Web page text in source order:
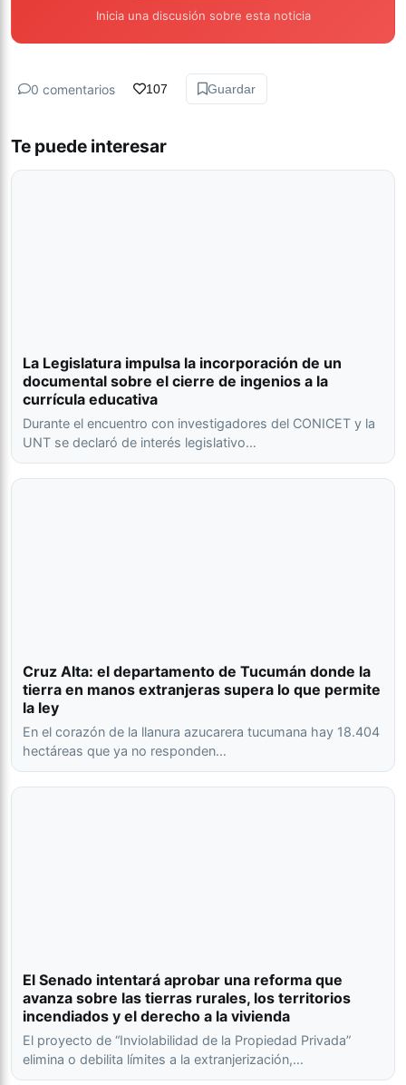
Inicia una discusión sobre esta noticia
0 comentarios 107 Guardar
Te puede interesar
La Legislatura impulsa la incorporación de un
documental sobre el cierre de ingenios a la
currícula educativa
Durante el encuentro con investigadores del CONICET y la
UNT se declaró de interés legislativo…
Cruz Alta: el departamento de Tucumán donde la
tierra en manos extranjeras supera lo que permite
la ley
En el corazón de la llanura azucarera tucumana hay 18.404
hectáreas que ya no responden…
El Senado intentará aprobar una reforma que
avanza sobre las tierras rurales, los territorios
incendiados y el derecho a la vivienda
El proyecto de “Inviolabilidad de la Propiedad Privada”
elimina o debilita límites a la extranjerización,…